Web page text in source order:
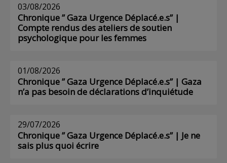
03/08/2026
Chronique ” Gaza Urgence Déplacé.e.s” |
Compte rendus des ateliers de soutien
psychologique pour les femmes
01/08/2026
Chronique ” Gaza Urgence Déplacé.e.s” | Gaza
n’a pas besoin de déclarations d’inquiétude
29/07/2026
Chronique ” Gaza Urgence Déplacé.e.s” | Je ne
sais plus quoi écrire